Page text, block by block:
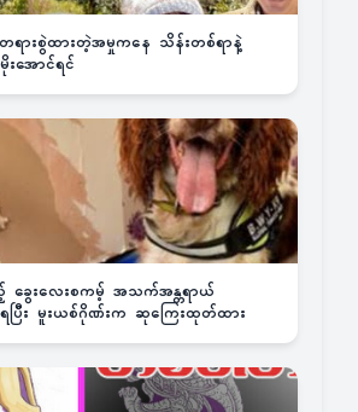
ရားစွဲထားတဲ့အမှုကနေ သိန်းတစ်ရာနဲ့
အောင်ရင်
ခွေးလေးစကမ့် အသက်အန္တရာယ်
ရပြီး မူးယစ်ဂိုဏ်းက ဆုကြေးထုတ်ထား